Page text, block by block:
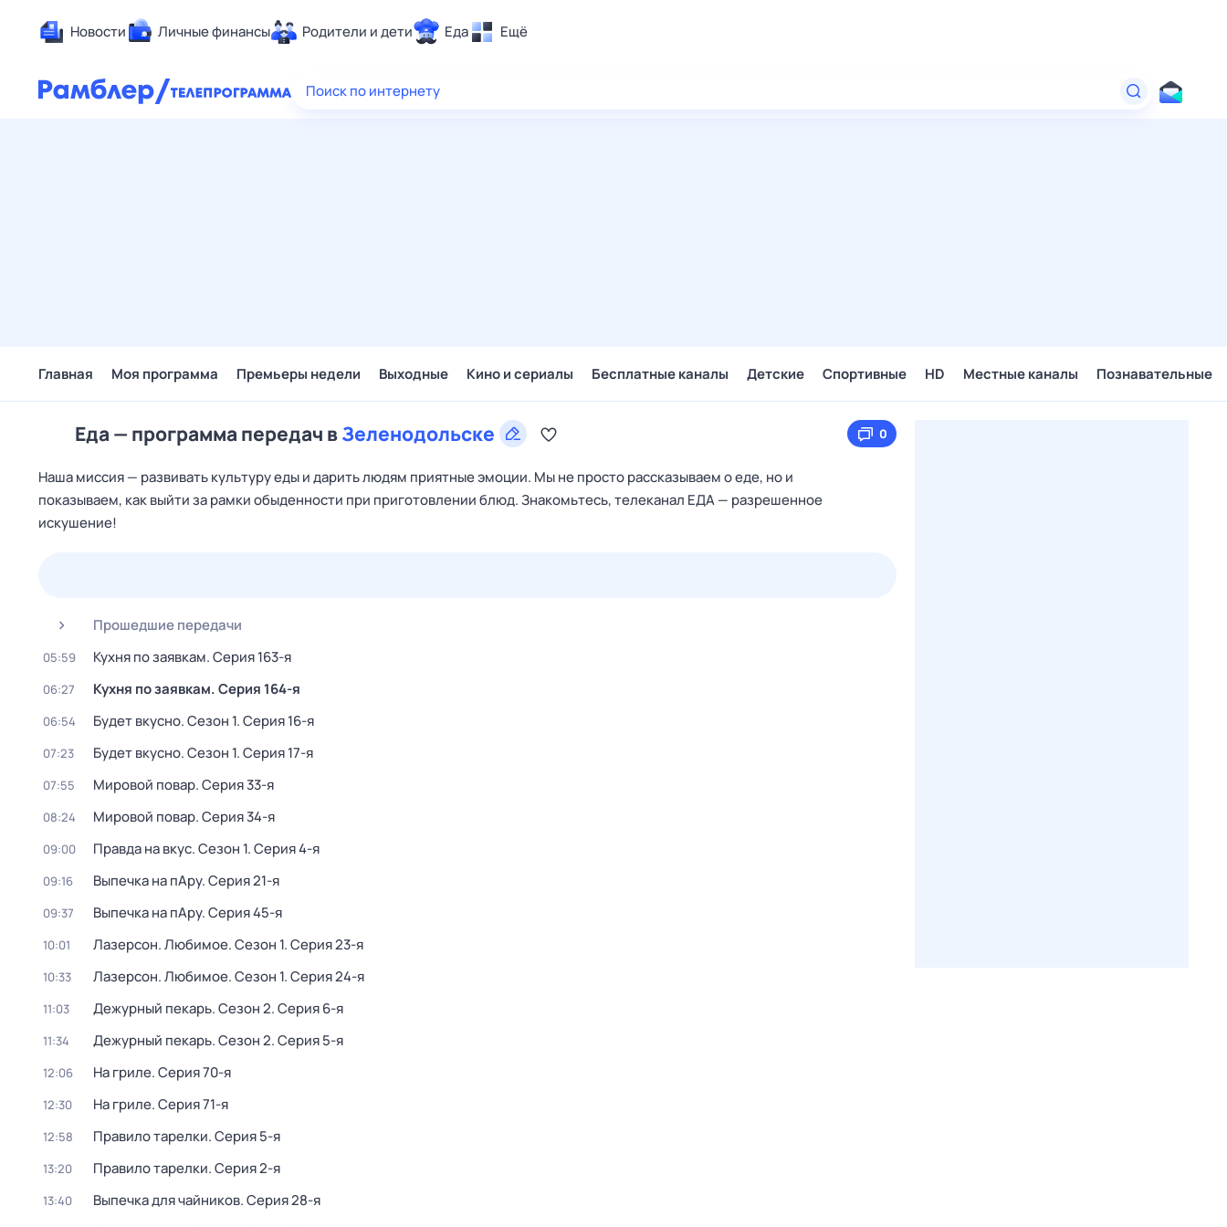
Новости Личные финансы Родители и дети Еда Ещё
Здоровье
Поиск по интернету
Главная Моя программа Премьеры недели Выходные Кино и сериалы Бесплатные каналы Детские Спортивные HD Местные каналы Познавательные
Еда — программа передач вЗеленодольске 0
Наша миссия — развивать культуру еды и дарить людям приятные эмоции. Мы не просто рассказываем о еде, но и
показываем, как выйти за рамки обыденности при приготовлении блюд. Знакомьтесь, телеканал ЕДА — разрешенное
искушение!
Прошедшие передачи
05:59 Кухня по заявкам. Серия 163-я
06:27 Кухня по заявкам. Серия 164-я
06:54 Будет вкусно. Сезон 1. Серия 16-я
07:23 Будет вкусно. Сезон 1. Серия 17-я
07:55 Мировой повар. Серия 33-я
08:24 Мировой повар. Серия 34-я
09:00 Правда на вкус. Сезон 1. Серия 4-я
09:16 Выпечка на пАру. Серия 21-я
09:37 Выпечка на пАру. Серия 45-я
10:01 Лазерсон. Любимое. Сезон 1. Серия 23-я
10:33 Лазерсон. Любимое. Сезон 1. Серия 24-я
11:03 Дежурный пекарь. Сезон 2. Серия 6-я
11:34 Дежурный пекарь. Сезон 2. Серия 5-я
12:06 На гриле. Серия 70-я
12:30 На гриле. Серия 71-я
12:58 Правило тарелки. Серия 5-я
13:20 Правило тарелки. Серия 2-я
13:40 Выпечка для чайников. Серия 28-я